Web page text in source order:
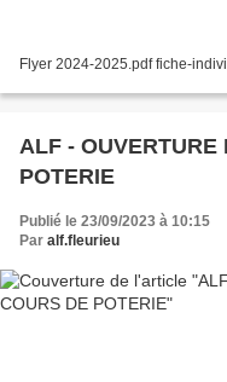
Flyer 2024-2025.pdf fiche-
ALF - OUVERTURE
POTERIE
Publié le 23/09/2023 à 10:15
Par alf.fleurieu